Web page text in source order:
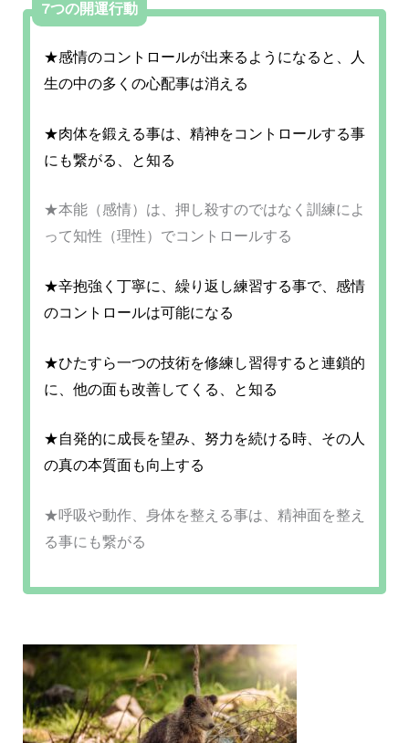
7つの開運行動
★感情のコントロールが出来るようになると、人
生の中の多くの心配事は消える
★肉体を鍛える事は、精神をコントロールする事
にも繋がる、と知る
★本能（感情）は、押し殺すのではなく訓練によ
って知性（理性）でコントロールする
★辛抱強く丁寧に、繰り返し練習する事で、感情
のコントロールは可能になる
★ひたすら一つの技術を修練し習得すると連鎖的
に、他の面も改善してくる、と知る
★自発的に成長を望み、努力を続ける時、その人
の真の本質面も向上する
★呼吸や動作、身体を整える事は、精神面を整え
る事にも繋がる